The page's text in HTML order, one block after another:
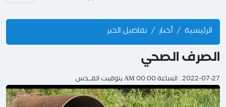
الرئيسية أخبار تفاصيل الخبر
الصرف الصحي
2022-07-27 . الساعة 00:00 AM بتوقيت القــدس